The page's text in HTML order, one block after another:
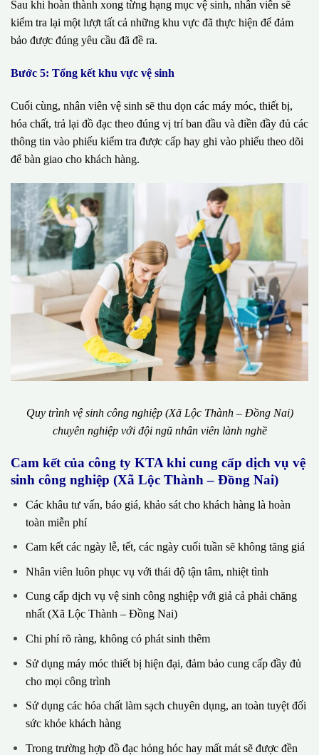
Sau khi hoàn thành xong từng hạng mục vệ sinh, nhân viên sẽ
kiểm tra lại một lượt tất cả những khu vực đã thực hiện để đảm
bảo được đúng yêu cầu đã đề ra.
Bước 5: Tổng kết khu vực vệ sinh
Cuối cùng, nhân viên vệ sinh sẽ thu dọn các máy móc, thiết bị,
hóa chất, trả lại đồ đạc theo đúng vị trí ban đầu và điền đầy đủ các
thông tin vào phiếu kiểm tra được cấp hay ghi vào phiếu theo dõi
để bàn giao cho khách hàng.
Quy trình vệ sinh công nghiệp (Xã Lộc Thành – Đồng Nai)
chuyên nghiệp với đội ngũ nhân viên lành nghề
Cam kết của công ty KTA khi cung cấp dịch vụ vệ
sinh công nghiệp (Xã Lộc Thành – Đồng Nai)
Các khâu tư vấn, báo giá, khảo sát cho khách hàng là hoàn
toàn miễn phí
Cam kết các ngày lễ, tết, các ngày cuối tuần sẽ không tăng giá
Nhân viên luôn phục vụ với thái độ tận tâm, nhiệt tình
Cung cấp dịch vụ vệ sinh công nghiệp với giả cả phải chăng
nhất (Xã Lộc Thành – Đồng Nai)
Chi phí rõ ràng, không có phát sinh thêm
Sử dụng máy móc thiết bị hiện đại, đảm bảo cung cấp đầy đủ
cho mọi công trình
Sử dụng các hóa chất làm sạch chuyên dụng, an toàn tuyệt đối
sức khỏe khách hàng
Trong trường hợp đồ đạc hỏng hóc hay mất mát sẽ được đền